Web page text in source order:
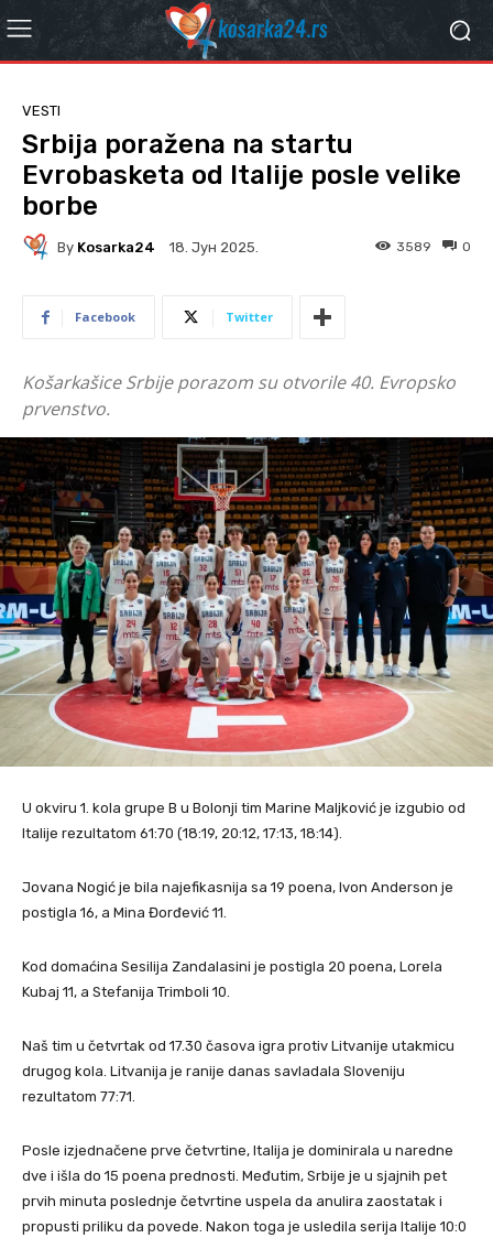
VESTI
Srbija poražena na startu
Evrobasketa od Italije posle velike
borbe
By Kosarka24 18. Јун 2025. 0
3589
Facebook Twitter
Košarkašice Srbije porazom su otvorile 40. Evropsko
prvenstvo.
U okviru 1. kola grupe B u Bolonji tim Marine Maljković je izgubio od
Italije rezultatom 61:70 (18:19, 20:12, 17:13, 18:14).
Jovana Nogić je bila najefikasnija sa 19 poena, Ivon Anderson je
postigla 16, a Mina Đorđević 11.
Kod domaćina Sesilija Zandalasini je postigla 20 poena, Lorela
Kubaj 11, a Stefanija Trimboli 10.
Naš tim u četvrtak od 17.30 časova igra protiv Litvanije utakmicu
drugog kola. Litvanija je ranije danas savladala Sloveniju
rezultatom 77:71.
Posle izjednačene prve četvrtine, Italija je dominirala u naredne
dve i išla do 15 poena prednosti. Međutim, Srbije je u sjajnih pet
prvih minuta poslednje četvrtine uspela da anulira zaostatak i
propusti priliku da povede. Nakon toga je usledila serija Italije 10:0